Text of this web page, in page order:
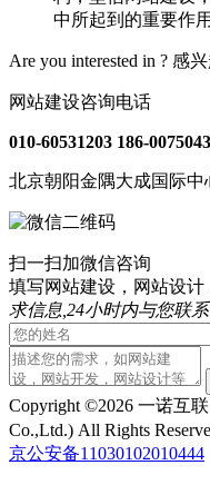
中所起到的重要作用
Are you interested in ? 感兴
网站建设咨询电话
010-60531203 186-
北京朝阳金隅大成国际中
扫一扫加微信咨询
填写网站建设，网站设
求信息,24小时内与您联系
Copyright ©2026 一诺互
Co.,Ltd.) All Rights
京公安备11030102010444